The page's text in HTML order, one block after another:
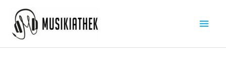
Inhalt
springen